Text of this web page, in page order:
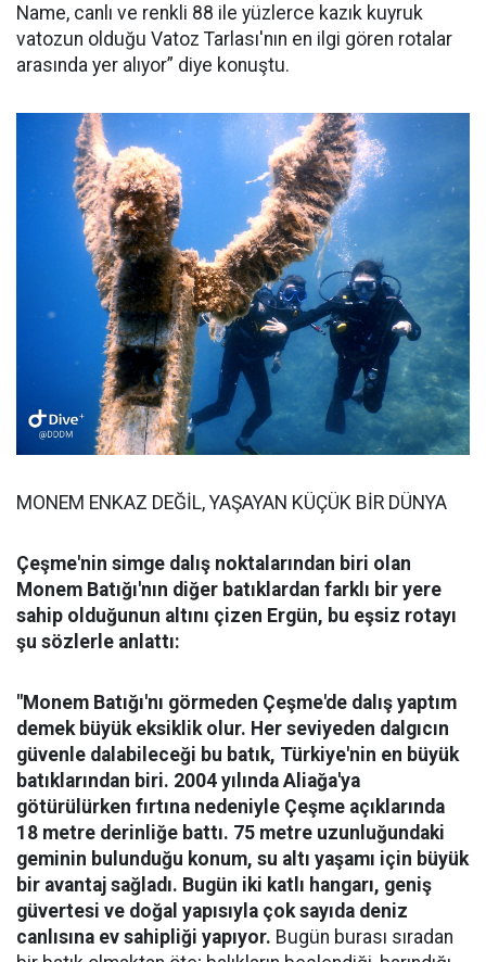
Name, canlı ve renkli 88 ile yüzlerce kazık kuyruk
vatozun olduğu Vatoz Tarlası'nın en ilgi gören rotalar
arasında yer alıyor” diye konuştu.
MONEM ENKAZ DEĞİL, YAŞAYAN KÜÇÜK BİR DÜNYA
Çeşme'nin simge dalış noktalarından biri olan
Monem Batığı'nın diğer batıklardan farklı bir yere
sahip olduğunun altını çizen Ergün, bu eşsiz rotayı
şu sözlerle anlattı:
"Monem Batığı'nı görmeden Çeşme'de dalış yaptım
demek büyük eksiklik olur. Her seviyeden dalgıcın
güvenle dalabileceği bu batık, Türkiye'nin en büyük
batıklarından biri. 2004 yılında Aliağa'ya
götürülürken fırtına nedeniyle Çeşme açıklarında
18 metre derinliğe battı. 75 metre uzunluğundaki
geminin bulunduğu konum, su altı yaşamı için büyük
bir avantaj sağladı. Bugün iki katlı hangarı, geniş
güvertesi ve doğal yapısıyla çok sayıda deniz
canlısına ev sahipliği yapıyor. Bugün burası sıradan